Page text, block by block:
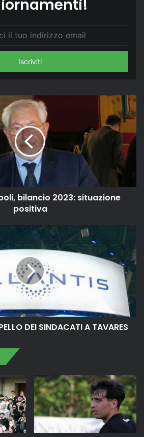
bilancio 2023: situazione
positiva
DEI SINDACATI A TAVARES